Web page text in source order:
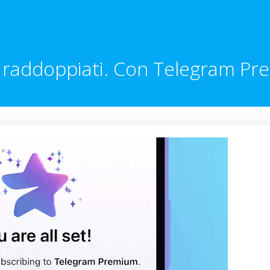
Con Telegram